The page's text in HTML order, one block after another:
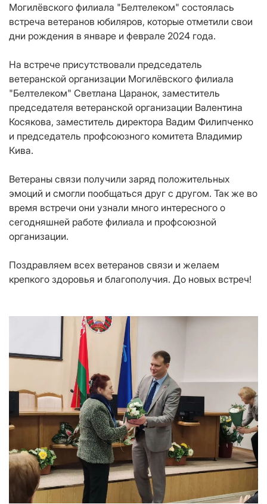
Могилёвского филиала "Белтелеком" состоялась
встреча ветеранов юбиляров, которые отметили свои
дни рождения в январе и феврале 2024 года.
На встрече присутствовали председатель
ветеранской организации Могилёвского филиала
"Белтелеком" Светлана Царанок, заместитель
председателя ветеранской организации Валентина
Косякова, заместитель директора Вадим Филипченко
и председатель профсоюзного комитета Владимир
Кива.
Ветераны связи получили заряд положительных
эмоций и смогли пообщаться друг с другом. Так же во
время встречи они узнали много интересного о
сегодняшней работе филиала и профсоюзной
организации.
Поздравляем всех ветеранов связи и желаем
крепкого здоровья и благополучия. До новых встреч!